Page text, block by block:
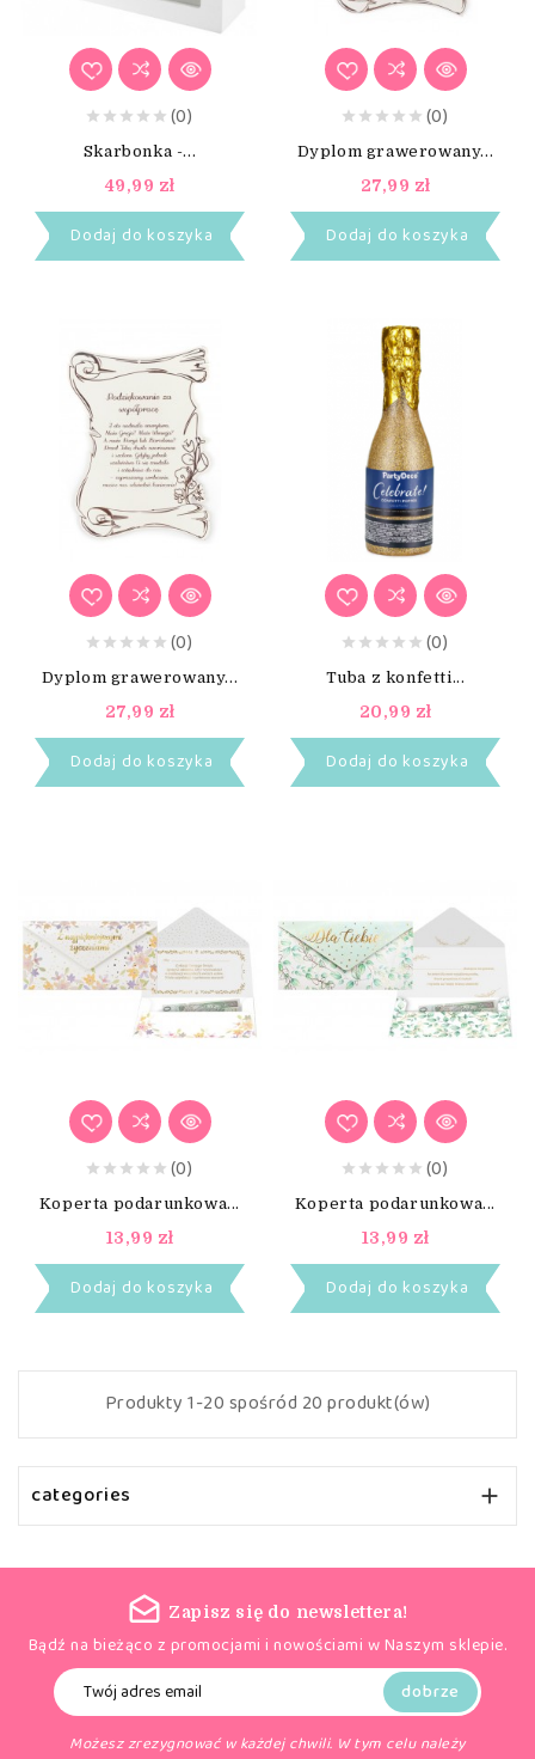
(0)
Skarbonka -...
49,99 zł
Dodaj do koszyka
(0)
Dyplom grawerowany...
27,99 zł
Dodaj do koszyka
(0)
Dyplom grawerowany...
27,99 zł
Dodaj do koszyka
(0)
Tuba z konfetti...
20,99 zł
Dodaj do koszyka
(0)
Koperta podarunkowa...
13,99 zł
Dodaj do koszyka
(0)
Koperta podarunkowa...
13,99 zł
Dodaj do koszyka
Produkty 1-20 spośród 20 produkt(ów)
categories 
Zapisz się do newslettera!
Bądź na bieżąco z promocjami i nowościami w Naszym sklepie.
Możesz zrezygnować w każdej chwili. W tym celu należy